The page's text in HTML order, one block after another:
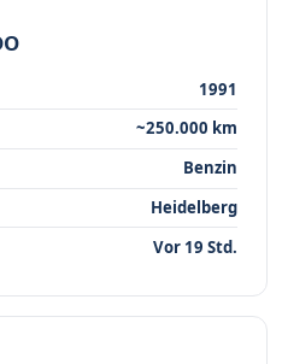
1991
~250.000 km
Benzin
Heidelberg
Vor 19 Std.